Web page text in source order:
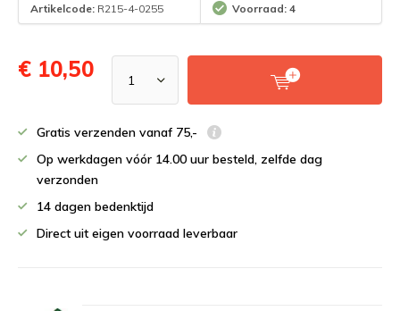
Artikelcode: R215-4-0255 Voorraad: 4
€ 10,50
Gratis verzenden vanaf 75,-
Op werkdagen vóór 14.00 uur besteld, zelfde dag
verzonden
14 dagen bedenktijd
Direct uit eigen voorraad leverbaar